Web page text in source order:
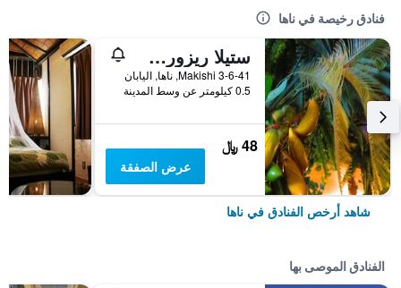
فنادق رخيصة في ناها
ستيلا ريزورت - دار ضيافة
3-6-41 Makishi, ناها, اليابان
0.5 كيلومتر عن وسط المدينة
48 ﷼
عرض الصفقة
شاهد أرخص الفنادق في ناها
الفنادق الموصى بها